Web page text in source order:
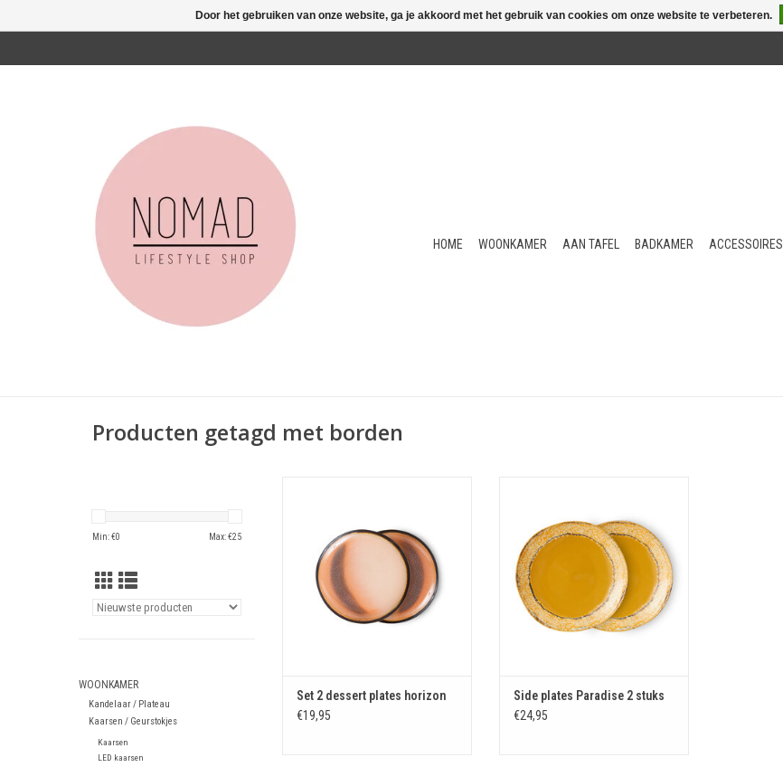
HOME WOONKAMER AAN TAFEL BADKAMER ACCESSOIRES
Producten getagd met borden
Min: €0 Max: €25
WOONKAMER
Kandelaar / Plateau
Kaarsen / Geurstokjes
Kaarsen
LED kaarsen
Set 2 dessert plates horizon
€19,95
Side plates Paradise 2 stuks
€24,95
Door het gebruiken van onze website, ga je akkoord met het gebruik van cookies om onze website te verbeteren.